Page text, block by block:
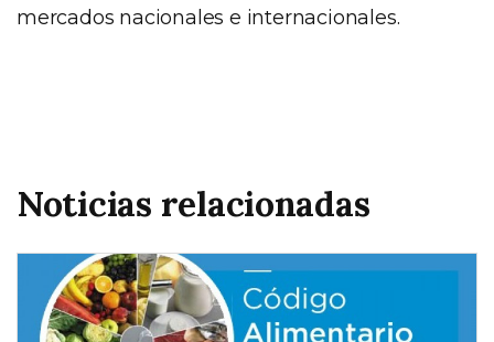
mercados nacionales e internacionales.
Noticias relacionadas